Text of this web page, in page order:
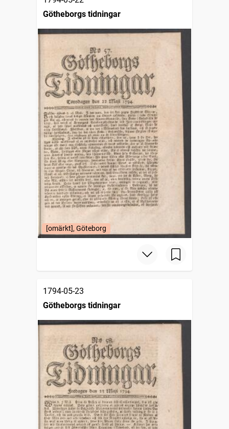
Götheborgs tidningar
[omärkt], Göteborg
1794-05-23
Götheborgs tidningar